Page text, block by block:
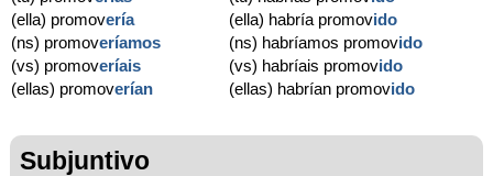
(ella) promovería
(ns) promoveríamos
(vs) promoveríais
(ellas) promoverían
(ella) habría promovido
(ns) habríamos promovido
(vs) habríais promovido
(ellas) habrían promovido
Subjuntivo